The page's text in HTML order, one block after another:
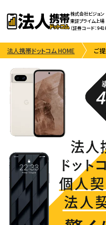
株式会社ビジョン
東証プライム上場
（証券コード：9416
法人携帯ドットコム HOME ご